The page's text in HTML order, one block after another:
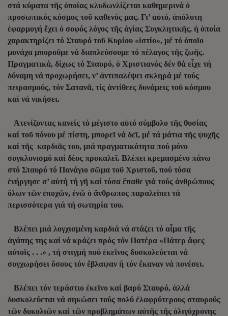
στά κύματα τῆς ὁποίας κλυδωνλίζεται καθημερινά ὁ
προσωπικός κόσμος τοῦ καθενός μας. Γι’ αὐτό, ἀπόλυτη
ἐφαρμογή ἔχει ὁ σοφός λόγος τῆς ἁγίας Συγκλητικῆς, ἡ ὁποία
χαρακτηρίζει τό Σταυρό τοῦ Κυρίου «ἱστίο», μέ τό ὁποῖο
μονάχα μποροῦμε νά διαπλεύσουμε τό πέλαγος τῆς ζωῆς.
Πραγματικά, δίχως τό Σταυρό, ὁ Χριστιανός δέν θά εἶχε τή
δύναμη νά προχωρήσει, ν’ ἀντιπαλέψει σκληρά μέ τούς
πειρασμούς, τόν Σατανᾶ, τίς ἀντίθεες δυνάμεις τοῦ κόσμου
καί νά νικήσει.
Ἀτενίζοντας κανείς τό μέγιστο αὐτό σύμβολο τῆς θυσίας
καί τοῦ πόνου μέ πίστη, μπορεῖ νά δεῖ, μέ τά μάτια τῆς ψυχῆς
καί τῆς καρδιᾶς του, μιά πραγματικότητα πού μόνο
συγκλονισμό καί δέος προκαλεῖ. Βλέπει κρεμασμένο πάνω
στό Σταυρό τό Πανάγιο σῶμα τοῦ Χριστοῦ, πού τόσα
ἐνήργησε σ’ αὐτή τή γῆ καί τόσα ἔπαθε γιά τούς ἀνθρώπους
ὅλων τῶν ἐποχῶν, ἐνῶ ὀ ἄνθρωπος παραλείπει τά
περισσότερα γιά τή σωτηρία του.
Βλέπει μιά λογχισμένη καρδιά νά στάζει τό αἷμα τῆς
ἀγάπης της καί νά κράζει πρός τόν Πατέρα «Πάτερ ἄφες
αὐτοῖς . . .» , τή στιγμή πού ἐκεῖνος δυσκολεύεται νά
συγχωρήσει ὅσους τόν ἔβλαψαν ἤ τόν ἔκαναν νά πονέσει.
Βλέπει τόν τεράστιο ἐκεῖνο καί βαρύ Σταυρό, ἀλλά
δυσκολεύεται νά σηκώσει τούς πολύ ἐλαφρύτερους σταυρούς
τῶν δυκολιῶν καί τῶν προβλημάτων αὐτῆς τῆς ὀλιγόχρονης